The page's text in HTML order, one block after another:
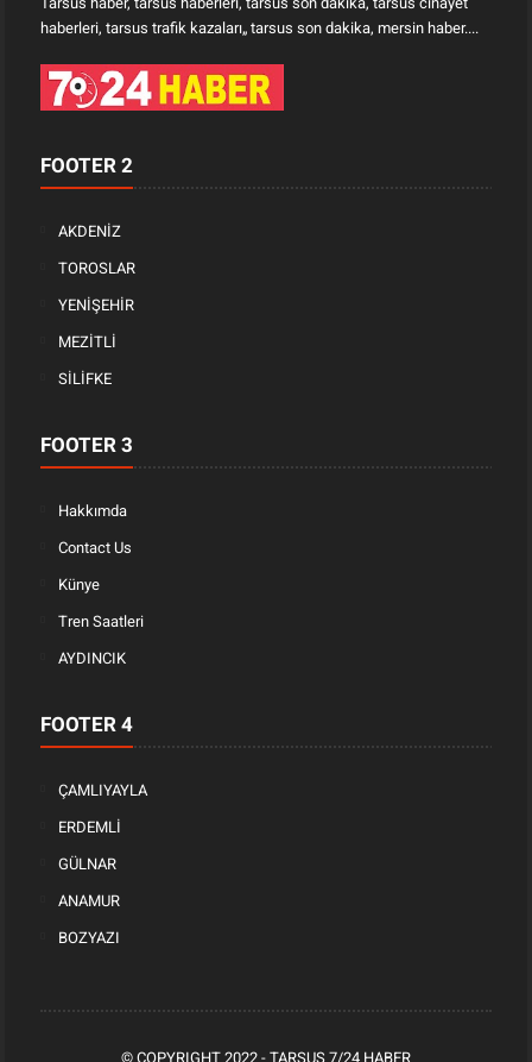
haberleri, tarsus trafik kazaları„ tarsus son dakika, mersin haber....
FOOTER 2
AKDENİZ
TOROSLAR
YENİŞEHİR
MEZİTLİ
SİLİFKE
FOOTER 3
Hakkımda
Contact Us
Künye
Tren Saatleri
AYDINCIK
FOOTER 4
ÇAMLIYAYLA
ERDEMLİ
GÜLNAR
ANAMUR
BOZYAZI
© COPYRIGHT 2022 - TARSUS 7/24 HABER